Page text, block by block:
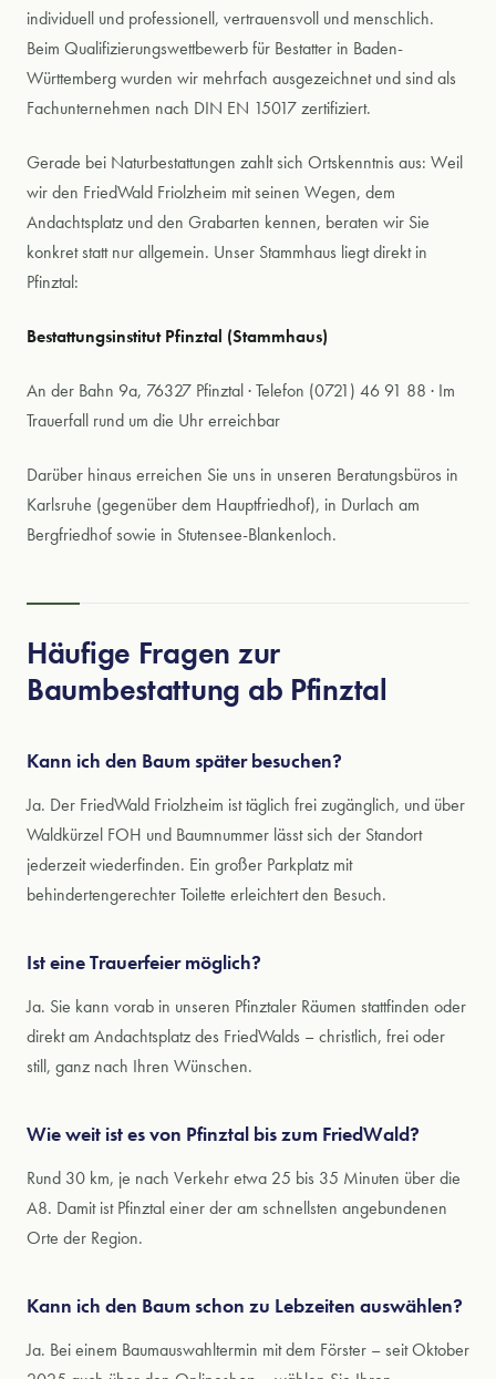
individuell und professionell, vertrauensvoll und menschlich.
Beim Qualifizierungswettbewerb für Bestatter in Baden-
Württemberg wurden wir mehrfach ausgezeichnet und sind als
Fachunternehmen nach DIN EN 15017 zertifiziert.
Gerade bei Naturbestattungen zahlt sich Ortskenntnis aus: Weil
wir den FriedWald Friolzheim mit seinen Wegen, dem
Andachtsplatz und den Grabarten kennen, beraten wir Sie
konkret statt nur allgemein. Unser Stammhaus liegt direkt in
Pfinztal:
Bestattungsinstitut Pfinztal (Stammhaus)
An der Bahn 9a, 76327 Pfinztal · Telefon (0721) 46 91 88 · Im
Trauerfall rund um die Uhr erreichbar
Darüber hinaus erreichen Sie uns in unseren Beratungsbüros in
Karlsruhe (gegenüber dem Hauptfriedhof), in Durlach am
Bergfriedhof sowie in Stutensee-Blankenloch.
Häufige Fragen zur
Baumbestattung ab Pfinztal
Kann ich den Baum später besuchen?
Ja. Der FriedWald Friolzheim ist täglich frei zugänglich, und über
Waldkürzel FOH und Baumnummer lässt sich der Standort
jederzeit wiederfinden. Ein großer Parkplatz mit
behindertengerechter Toilette erleichtert den Besuch.
Ist eine Trauerfeier möglich?
Ja. Sie kann vorab in unseren Pfinztaler Räumen stattfinden oder
direkt am Andachtsplatz des FriedWalds – christlich, frei oder
still, ganz nach Ihren Wünschen.
Wie weit ist es von Pfinztal bis zum FriedWald?
Rund 30 km, je nach Verkehr etwa 25 bis 35 Minuten über die
A8. Damit ist Pfinztal einer der am schnellsten angebundenen
Orte der Region.
Kann ich den Baum schon zu Lebzeiten auswählen?
Ja. Bei einem Baumauswahltermin mit dem Förster – seit Oktober